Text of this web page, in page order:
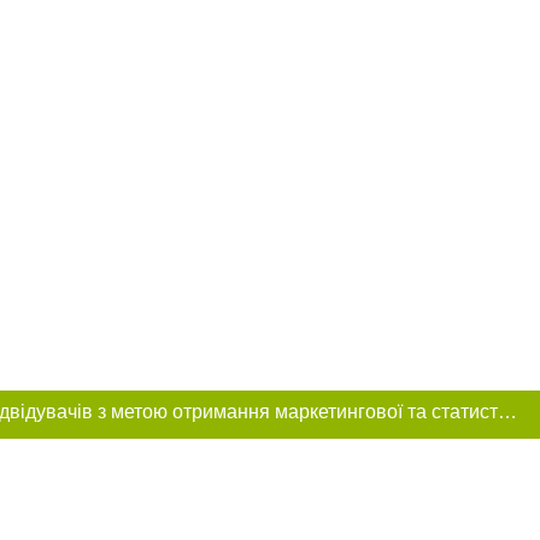
Цей сайт використовує «cookies». Також веб-сайт використовує інтернет-сервіс для збору технічних даних стосовно відвідувачів з метою отримання маркетингової та статистичної інформації. Умови обробки даних відвідувачів сайту див.